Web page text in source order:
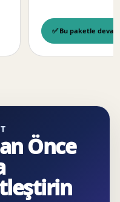
Bu paketle
Önce